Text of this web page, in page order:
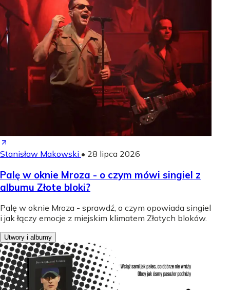
Stanisław Makowski • 28 lipca 2026
Palę w oknie Mroza - o czym mówi singiel z
albumu Złote bloki?
Palę w oknie Mroza - sprawdź, o czym opowiada singiel
i jak łączy emocje z miejskim klimatem Złotych bloków.
Utwory i albumy